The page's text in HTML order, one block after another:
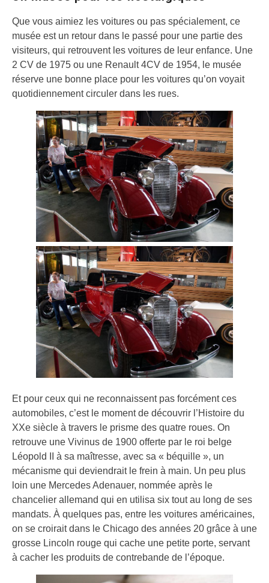
Que vous aimiez les voitures ou pas spécialement, ce
musée est un retour dans le passé pour une partie des
visiteurs, qui retrouvent les voitures de leur enfance. Une
2 CV de 1975 ou une Renault 4CV de 1954, le musée
réserve une bonne place pour les voitures qu’on voyait
quotidiennement circuler dans les rues.
Et pour ceux qui ne reconnaissent pas forcément ces
automobiles, c’est le moment de découvrir l’Histoire du
XXe siècle à travers le prisme des quatre roues. On
retrouve une Vivinus de 1900 offerte par le roi belge
Léopold II à sa maîtresse, avec sa « béquille », un
mécanisme qui deviendrait le frein à main. Un peu plus
loin une Mercedes Adenauer, nommée après le
chancelier allemand qui en utilisa six tout au long de ses
mandats. À quelques pas, entre les voitures américaines,
on se croirait dans le Chicago des années 20 grâce à une
grosse Lincoln rouge qui cache une petite porte, servant
à cacher les produits de contrebande de l’époque.